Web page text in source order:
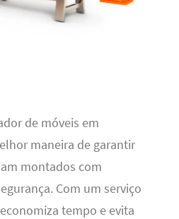
de móveis em
maneira de garantir
montados com
Com um serviço
tempo e evita